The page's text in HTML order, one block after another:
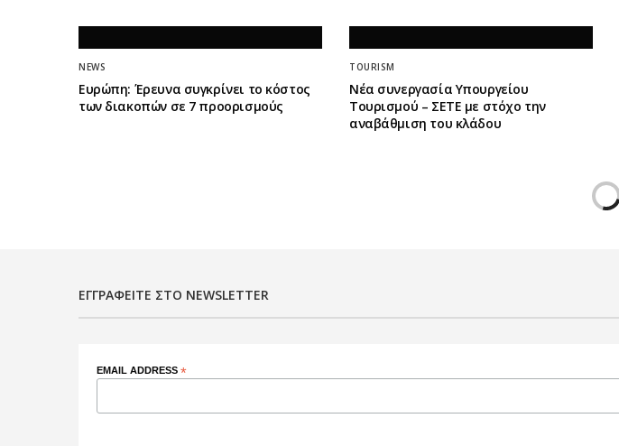
NEWS
Ευρώπη: Έρευνα συγκρίνει το κόστος
των διακοπών σε 7 προορισμούς
TOURISM
Νέα συνεργασία Υπουργείου
Τουρισμού – ΣΕΤΕ με στόχο την
αναβάθμιση του κλάδου
ΕΓΓΡΑΦΕΊΤΕ ΣΤΟ NEWSLETTER
EMAIL ADDRESS *